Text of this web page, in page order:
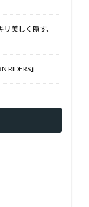
美しく隠す、
」